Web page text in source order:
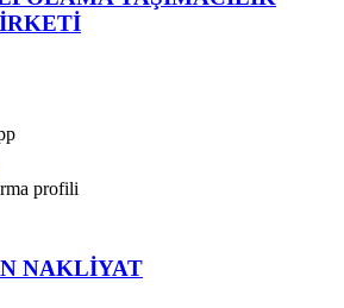
profili
NAKLİYAT